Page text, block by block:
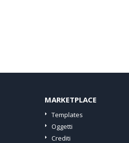
MARKETPLACE
Templates
Oggetti
Crediti